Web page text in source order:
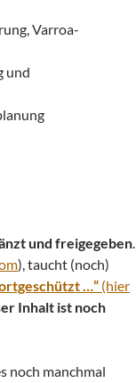
Varroa-
und
und freigegeben.
), taucht (noch)
…“ (hier
Inhalt ist noch
noch manchmal